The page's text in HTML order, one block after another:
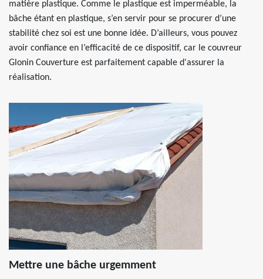
matière plastique. Comme le plastique est imperméable, la
bâche étant en plastique, s’en servir pour se procurer d’une
stabilité chez soi est une bonne idée. D’ailleurs, vous pouvez
avoir confiance en l’efficacité de ce dispositif, car le couvreur
Glonin Couverture est parfaitement capable d'assurer la
réalisation.
Mettre une bâche urgemment